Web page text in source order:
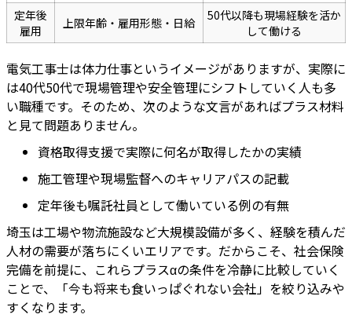
定年後
雇用
上限年齢・雇用形態・日給
50代以降も現場経験を活か
して働ける
電気工事士は体力仕事というイメージがありますが、実際に
は40代50代で現場管理や安全管理にシフトしていく人も多
い職種です。そのため、次のような文言があればプラス材料
と見て問題ありません。
資格取得支援で実際に何名が取得したかの実績
施工管理や現場監督へのキャリアパスの記載
定年後も嘱託社員として働いている例の有無
埼玉は工場や物流施設など大規模設備が多く、経験を積んだ
人材の需要が落ちにくいエリアです。だからこそ、社会保険
完備を前提に、これらプラスαの条件を冷静に比較していく
ことで、「今も将来も食いっぱぐれない会社」を絞り込みや
すくなります。